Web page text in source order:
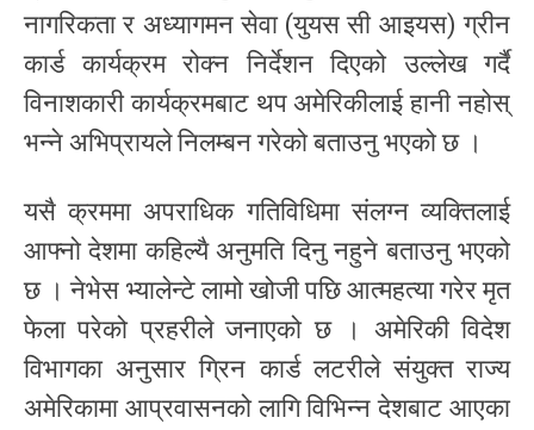
नागरिकता र अध्यागमन सेवा (युयस सी आइयस) ग्रीन
कार्ड कार्यक्रम रोक्न निर्देशन दिएको उल्लेख गर्दै
विनाशकारी कार्यक्रमबाट थप अमेरिकीलाई हानी नहोस्
भन्ने अभिप्रायले निलम्बन गरेको बताउनु भएको छ ।
यसै क्रममा अपराधिक गतिविधिमा संलग्न व्यक्तिलाई
आफ्नो देशमा कहिल्यै अनुमति दिनु नहुने बताउनु भएको
छ । नेभेस भ्यालेन्टे लामो खोजी पछि आत्महत्या गरेर मृत
फेला परेको प्रहरीले जनाएको छ । अमेरिकी विदेश
विभागका अनुसार ग्रिन कार्ड लटरीले संयुक्त राज्य
अमेरिकामा आप्रवासनको लागि विभिन्न देशबाट आएका